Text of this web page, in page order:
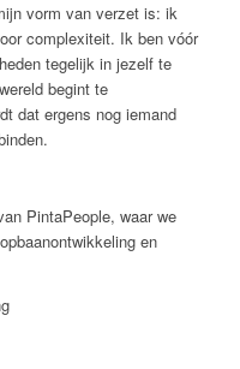
vorm van verzet is: ik
complexiteit. Ik ben vóór
tegelijk in jezelf te
begint te
dat ergens nog iemand
PintaPeople, waar we
en